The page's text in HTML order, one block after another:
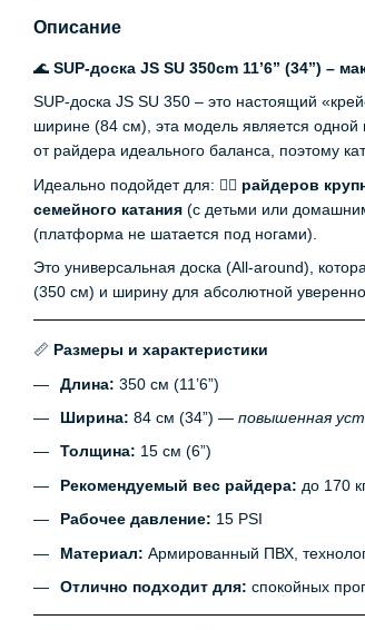
Описание
🌊 SUP-доска JS SU 350cm 11’6” (34”) –
SUP-доска JS SU 350 – это настоящий
ширине (84 см), эта модель является
от райдера идеального баланса, поэтому
Идеально подойдет для: 🏄‍♂️ райдеров
семейного катания (с детьми или
(платформа не шатается под ногами).
Это универсальная доска (All-around),
(350 см) и ширину для абсолютной
📏 Размеры и характеристики
Длина: 350 см (11’6”)
Ширина: 84 см (34”) — повышенная
Толщина: 15 см (6”)
Рекомендуемый вес райдера: до 170
Рабочее давление: 15 PSI
Материал: Армированный ПВХ,
Отлично подходит для: спокойных